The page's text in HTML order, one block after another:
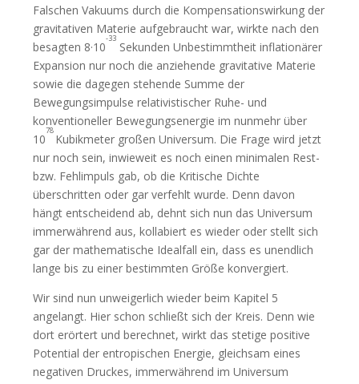
Falschen Vakuums durch die Kompensationswirkung der
gravitativen Materie aufgebraucht war, wirkte nach den
besagten 8·10
-33
Sekunden Unbestimmtheit inflationärer
Expansion nur noch die anziehende gravitative Materie
sowie die dagegen stehende Summe der
Bewegungsimpulse relativistischer Ruhe- und
konventioneller Bewegungsenergie im nunmehr über
10
78
Kubikmeter großen Universum. Die Frage wird jetzt
nur noch sein, inwieweit es noch einen minimalen Rest-
bzw. Fehlimpuls gab, ob die Kritische Dichte
überschritten oder gar verfehlt wurde. Denn davon
hängt entscheidend ab, dehnt sich nun das Universum
immerwährend aus, kollabiert es wieder oder stellt sich
gar der mathematische Idealfall ein, dass es unendlich
lange bis zu einer bestimmten Größe konvergiert.
Wir sind nun unweigerlich wieder beim Kapitel 5
angelangt. Hier schon schließt sich der Kreis. Denn wie
dort erörtert und berechnet, wirkt das stetige positive
Potential der entropischen Energie, gleichsam eines
negativen Druckes, immerwährend im Universum